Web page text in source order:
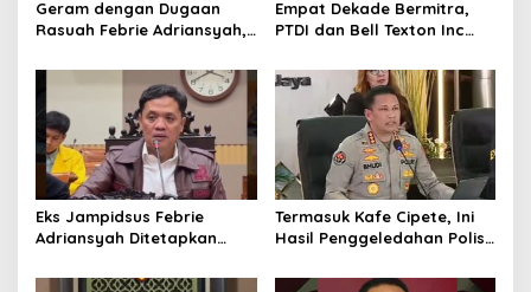
Geram dengan Dugaan
Rasuah Febrie Adriansyah,
Jampidsus Dihukum Mati
Empat Dekade Bermitra,
PTDI dan Bell Texton Inc
Kembangkan Industri
Helikopter
Eks Jampidsus Febrie
Adriansyah Ditetapkan
Kejagung Rajut Kongsi
Termasuk Kafe Cipete, Ini
Hasil Penggeledahan Polisi